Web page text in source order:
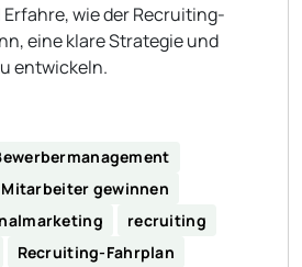
wie der Recruiting-
eine klare Strategie und
entwickeln.
Mitarbeiter gewinnen
recruiting
Recruiting-Fahrplan